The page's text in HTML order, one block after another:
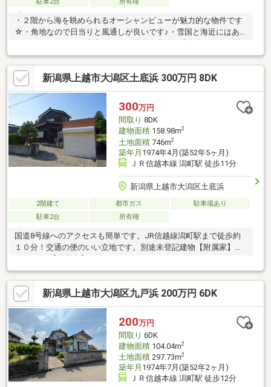
駐車2台
所有権
・２階から海を眺められるオーシャンビューが魅力的な物件です
☆・角地なので日当りと風通しが良いです♪・雪国と海近にはあ
出れてアクセスも良好です♪・メインの住居として、または別荘と
していかがでしょうか！？※本体代金に別途諸費用が掛かりま
す。
新潟県上越市大潟区土底浜 300万円 8DK
300万円
間取り 8DK
建物面積158.98m2
土地面積746m2
築年月 1974年4月(築52年5ヶ月)
ＪＲ信越本線 潟町駅 徒歩11分
新潟県上越市大潟区土底浜
2階建て 都市ガス
駐車場あり
駐車2台
所有権
国道8号線へのアクセスも簡単です。JR信越線潟町駅まで徒歩約
１０分！交通の便のいい立地です。別途未登記建物【附属家】
新潟県上越市大潟区九戸浜 200万円 6DK
200万円
間取り 6DK
建物面積104.04m2
土地面積297.73m2
築年月 1974年7月(築52年2ヶ月)
ＪＲ信越本線 潟町駅 徒歩12分